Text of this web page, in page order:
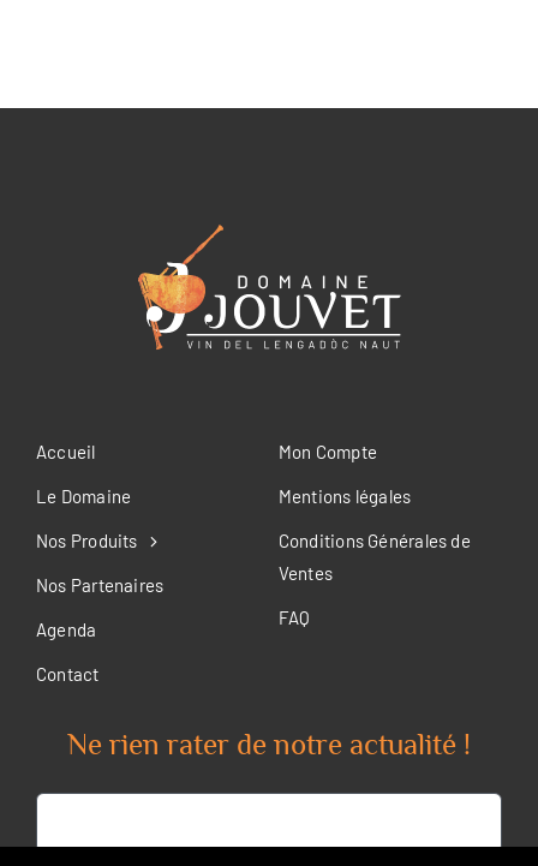
Accueil
Le Domaine
Nos Produits
Nos Partenaires
Agenda
Contact
Mon Compte
Mentions légales
Conditions Générales de
Ventes
FAQ
Ne rien rater de notre actualité !